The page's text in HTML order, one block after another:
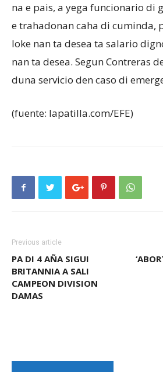
na e pais, a yega funcionario di
e trahadonan caha di cuminda,
loke nan ta desea ta salario
nan ta desea. Segun Contreras
duna servicio den caso di
(fuente: lapatilla.com/EFE)
Previous article
PA DI 4 AÑA SIGUI
BRITANNIA A SALI
CAMPEON DIVISION
DAMAS